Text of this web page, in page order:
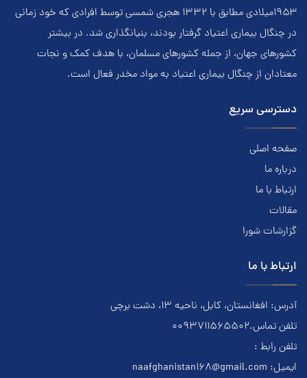
۱۹۵۳ميلادي مطابق با ۱۳۳۲ هجري‌ شمسي توسط افرادي که خود زماني
در چنگال بیماری اعتياد گرفتار بودند، بنيانگذاري شد. در بيشتر
کشور‌هاي جهان، از جمله کشور‌هاي مسلمان، با هدف کمک و نجات
معتادان از چنگال بیماری اعتياد به مواد مخدر فعال است.
دسترسی سریع
صفحه اصلی
درباره ما
ارتباط با ما
مقالات
گزارشات شورا
ارتباط با ما
آدرس: افغانستان، کابل، ناحیه ۱۳، دشت برچی
تلفن تماس.0093711565502
تلفن رابط :
ایمیل: naafghanistan168@gmail.com